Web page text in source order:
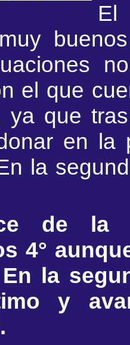
el que
ya que
en la
la
de la
4°
En la
y